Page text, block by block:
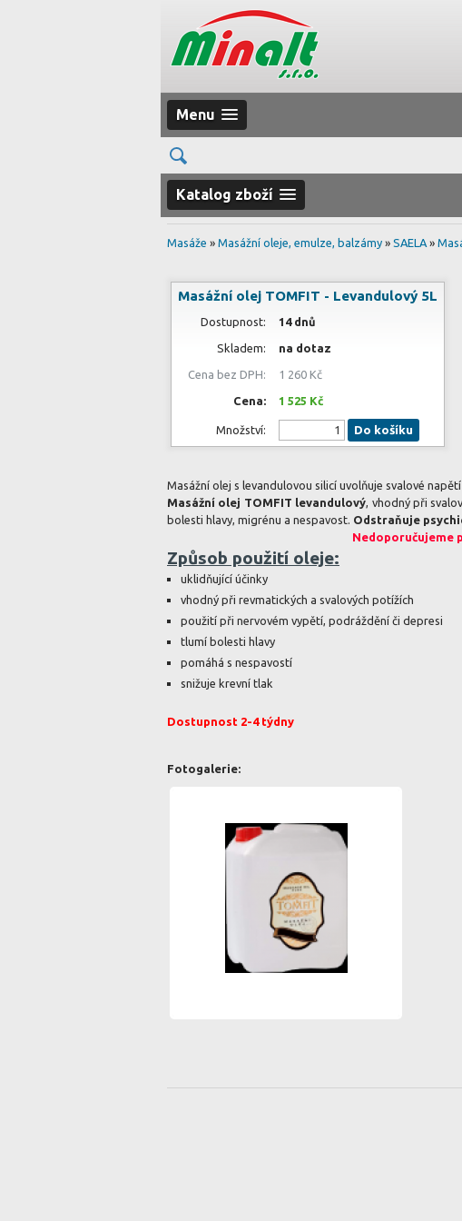
Menu
Katalog zboží
Masáže » Masážní oleje, emulze, balzámy » SAELA »
Masážní olej TOMFIT - Levandulový 5L
Dostupnost: 14 dnů
Skladem: na dotaz
Cena bez DPH: 1 260 Kč
Cena: 1 525 Kč
Množství: Do košíku
Masážní olej s levandulovou silicí uvolňuje svalové
Masážní olej TOMFIT levandulový, vhodný při
bolesti hlavy, migrénu a nespavost. Odstraňuje
Nedoporučujeme
Způsob použití oleje:
uklidňující účinky
vhodný při revmatických a svalových potížích
použití při nervovém vypětí, podráždění či depresi
tlumí bolesti hlavy
pomáhá s nespavostí
snižuje krevní tlak
Dostupnost 2-4 týdny
Fotogalerie: